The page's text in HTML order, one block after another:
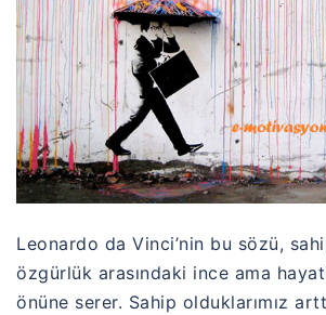
Leonardo da Vinci’nin bu sözü,
özgürlük arasındaki ince ama
önüne serer. Sahip olduklarımız